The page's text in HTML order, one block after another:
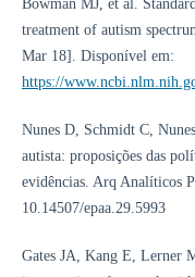
Bowman MJ, et al.
treatment of autism
Mar 18]. Disponível em:
https://
Nunes D, Schmidt C,
autista: proposições das
evidências. Arq Analíticos
10.14507/epaa.29.5993
Gates JA, Kang E, Lerner